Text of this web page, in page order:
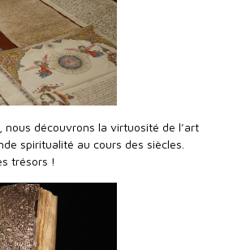
nous découvrons la virtuosité de l’art
spiritualité au cours des siècles.
trésors !